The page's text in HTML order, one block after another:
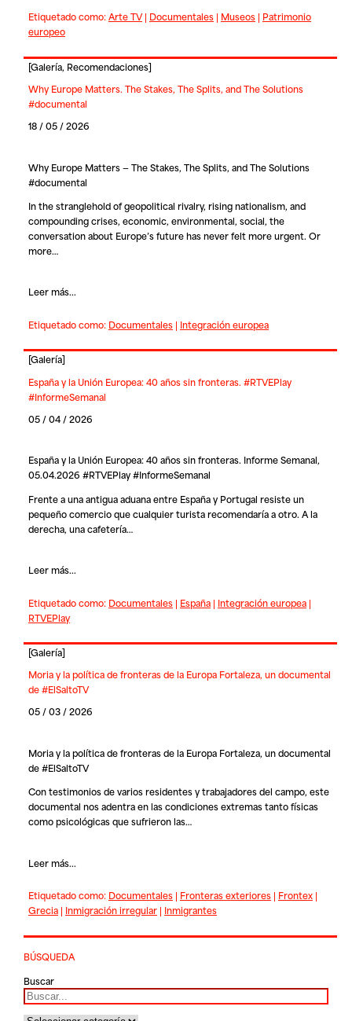
Etiquetado como:Arte TV| Documentales| Museos| Patrimonio
europeo
[Galería, Recomendaciones]
Why Europe Matters. The Stakes, The Splits, and The Solutions
#documental
18 / 05 / 2026
Why Europe Matters — The Stakes, The Splits, and The Solutions
#documental
In the stranglehold of geopolitical rivalry, rising nationalism, and
compounding crises, economic, environmental, social, the
conversation about Europe’s future has never felt more urgent. Or
more…
Leer más...
Etiquetado como: Documentales| Integración europea
[Galería]
España y la Unión Europea: 40 años sin fronteras. #RTVEPlay
#InformeSemanal
05 / 04 / 2026
España y la Unión Europea: 40 años sin fronteras. Informe Semanal,
05.04.2026 #RTVEPlay #InformeSemanal
Frente a una antigua aduana entre España y Portugal resiste un
pequeño comercio que cualquier turista recomendaría a otro. A la
derecha, una cafetería…
Leer más...
Etiquetado como: Documentales| España| Integración europea|
RTVEPlay
[Galería]
Moria y la política de fronteras de la Europa Fortaleza, un documental
de #ElSaltoTV
05 / 03 / 2026
Moria y la política de fronteras de la Europa Fortaleza, un documental
de #ElSaltoTV
Con testimonios de varios residentes y trabajadores del campo, este
documental nos adentra en las condiciones extremas tanto físicas
como psicológicas que sufrieron las…
Leer más...
Etiquetado como: Documentales| Fronteras exteriores| Frontex|
Grecia| Inmigración irregular| Inmigrantes
BÚSQUEDA
Buscar